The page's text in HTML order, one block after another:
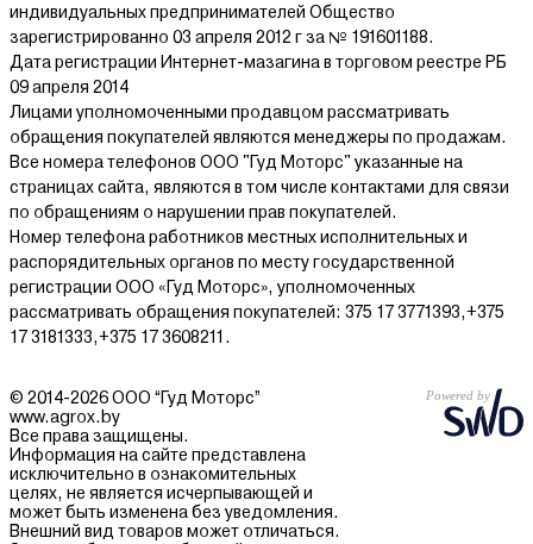
индивидуальных предпринимателей Общество
зарегистрированно 03 апреля 2012 г за № 191601188.
Дата регистрации Интернет-мазагина в торговом реестре РБ
09 апреля 2014
Лицами уполномоченными продавцом рассматривать
обращения покупателей являются менеджеры по продажам.
Все номера телефонов ООО "Гуд Моторс" указанные на
страницах сайта, являются в том числе контактами для связи
по обращениям о нарушении прав покупателей.
Номер телефона работников местных исполнительных и
распорядительных органов по месту государственной
регистрации ООО «Гуд Моторс», уполномоченных
рассматривать обращения покупателей: 375 17 3771393,+375
17 3181333,+375 17 3608211.
© 2014-2026 ООО “Гуд Моторс”
www.agrox.by
Все права защищены.
Информация на сайте представлена
исключительно в ознакомительных
целях, не является исчерпывающей и
может быть изменена без уведомления.
Внешний вид товаров может отличаться.